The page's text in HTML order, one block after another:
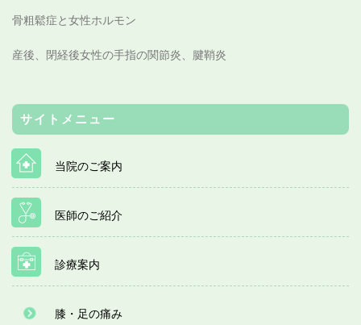
骨粗鬆症と女性ホルモン
産後、閉経後女性の手指の関節炎、腱鞘炎
サイトメニュー
当院のご案内
医師のご紹介
診療案内
膝・足の痛み